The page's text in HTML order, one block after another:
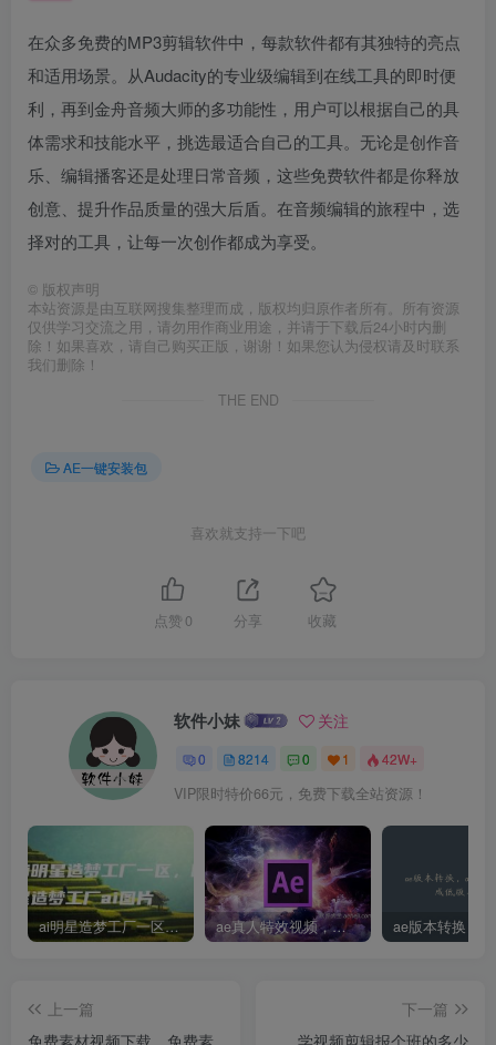
在众多免费的MP3剪辑软件中，每款软件都有其独特的亮点
和适用场景。从Audacity的专业级编辑到在线工具的即时便
利，再到金舟音频大师的多功能性，用户可以根据自己的具
体需求和技能水平，挑选最适合自己的工具。无论是创作音
乐、编辑播客还是处理日常音频，这些免费软件都是你释放
创意、提升作品质量的强大后盾。在音频编辑的旅程中，选
择对的工具，让每一次创作都成为享受。
© 版权声明
本站资源是由互联网搜集整理而成，版权均归原作者所有。所有资源
仅供学习交流之用，请勿用作商业用途，并请于下载后24小时内删
除！如果喜欢，请自己购买正版，谢谢！如果您认为侵权请及时联系
我们删除！
THE END
AE一键安装包
喜欢就支持一下吧
点赞 0 分享 收藏
软件小妹 关注
0 8214 0 1 42W+
VIP限时特价66元，免费下载全站资源！
ai明星造梦工厂一区，明星造梦工厂ai图片 ae真人特效视频，大学生第一次做ppt怎么做
上一篇
免费素材视频下载，免费素
下一篇
学视频剪辑报个班的多少